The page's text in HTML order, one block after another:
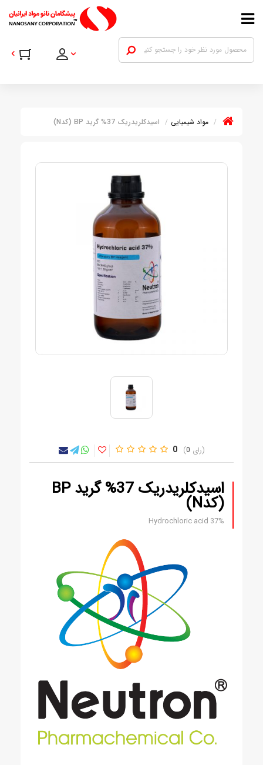
مواد شیمیایی اسیدکلریدریک 37% گرید BP (کدN)
0 0
اسیدکلریدریک 37% گرید BP
(کدN)
Hydrochloric acid 37%